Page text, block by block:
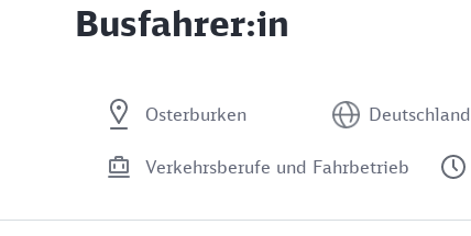
Busfahrer:in
Osterburken Deutschland
Verkehrsberufe und Fahrbetrieb